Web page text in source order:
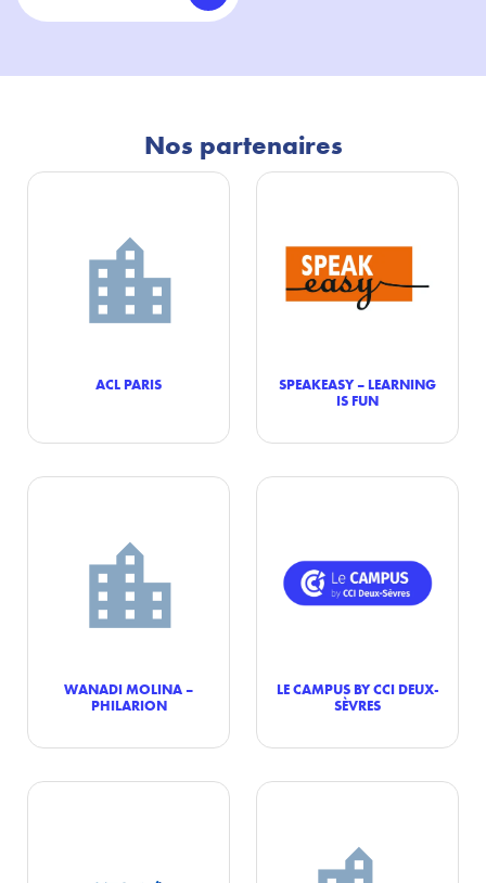
Nos partenaires
ACL PARIS
SPEAKEASY – LEARNING
IS FUN
WANADI MOLINA –
PHILARION
LE CAMPUS BY CCI DEUX-
SÈVRES